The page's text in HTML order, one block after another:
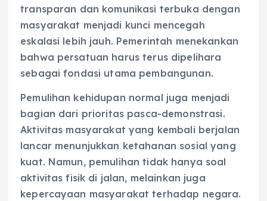
transparan dan komunikasi terbuka dengan
masyarakat menjadi kunci mencegah
eskalasi lebih jauh. Pemerintah menekankan
bahwa persatuan harus terus dipelihara
sebagai fondasi utama pembangunan.
Pemulihan kehidupan normal juga menjadi
bagian dari prioritas pasca-demonstrasi.
Aktivitas masyarakat yang kembali berjalan
lancar menunjukkan ketahanan sosial yang
kuat. Namun, pemulihan tidak hanya soal
aktivitas fisik di jalan, melainkan juga
kepercayaan masyarakat terhadap negara.